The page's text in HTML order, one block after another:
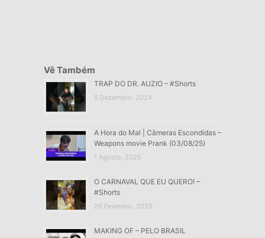
Vê Também
TRAP DO DR. AUZIO – #Shorts
5 Dezembro, 2024
A Hora do Mal | Câmeras Escondidas –
Weapons movie Prank (03/08/25)
1 Agosto, 2025
O CARNAVAL QUE EU QUERO! –
#Shorts
26 Fevereiro, 2025
MAKING OF – PELO BRASIL